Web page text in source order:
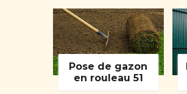
Pose de gazon
en rouleau 51